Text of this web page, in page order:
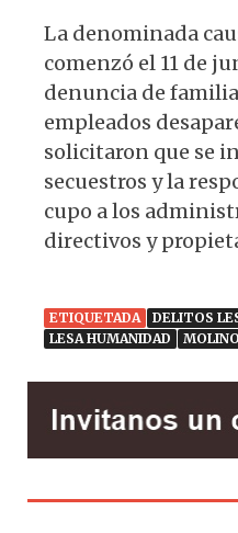
La denominada
comenzó el 11 de
denuncia de
empleados
solicitaron que se
secuestros y la
cupo a los
directivos y
ETIQUETADA
DELITOS
LESA HUMANIDAD